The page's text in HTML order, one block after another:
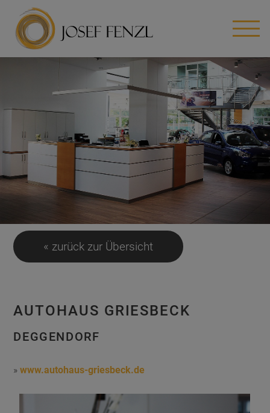
« zurück zur Übersicht
AUTOHAUS GRIESBECK
DEGGENDORF
»www.autohaus-griesbeck.de